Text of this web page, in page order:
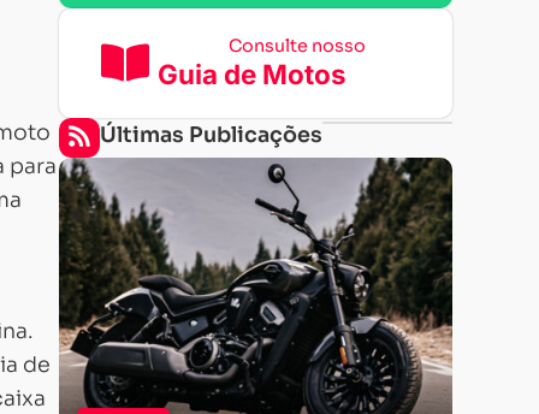
para
de
Consulte nosso
Guia de Motos
Últimas Publicações